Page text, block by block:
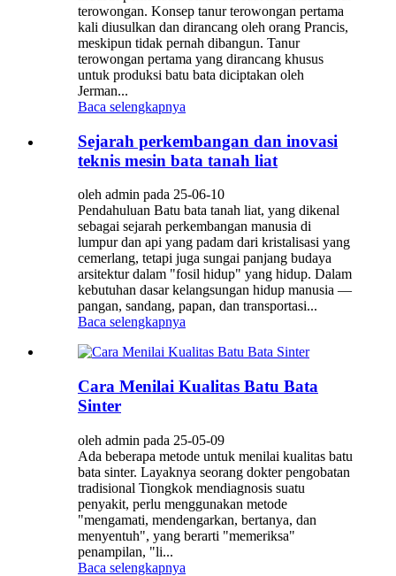
terowongan. Konsep tanur terowongan pertama
kali diusulkan dan dirancang oleh orang Prancis,
meskipun tidak pernah dibangun. Tanur
terowongan pertama yang dirancang khusus
untuk produksi batu bata diciptakan oleh
Jerman...
Baca selengkapnya
Sejarah perkembangan dan inovasi
teknis mesin bata tanah liat
oleh admin pada 25-06-10
Pendahuluan Batu bata tanah liat, yang dikenal
sebagai sejarah perkembangan manusia di
lumpur dan api yang padam dari kristalisasi yang
cemerlang, tetapi juga sungai panjang budaya
arsitektur dalam "fosil hidup" yang hidup. Dalam
kebutuhan dasar kelangsungan hidup manusia —
pangan, sandang, papan, dan transportasi...
Baca selengkapnya
Cara Menilai Kualitas Batu Bata
Sinter
oleh admin pada 25-05-09
Ada beberapa metode untuk menilai kualitas batu
bata sinter. Layaknya seorang dokter pengobatan
tradisional Tiongkok mendiagnosis suatu
penyakit, perlu menggunakan metode
"mengamati, mendengarkan, bertanya, dan
menyentuh", yang berarti "memeriksa"
penampilan, "li...
Baca selengkapnya